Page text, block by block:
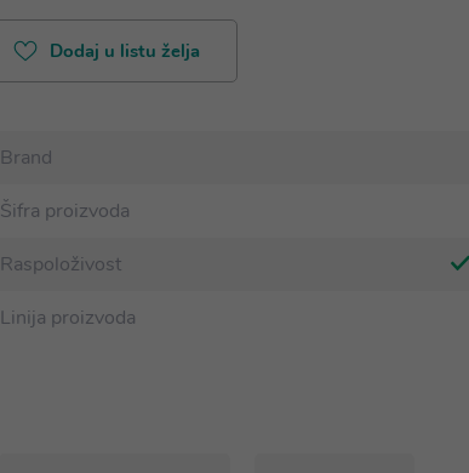
Dodaj u listu želja
Brand
Šifra proizvoda
Raspoloživost
Linija proizvoda